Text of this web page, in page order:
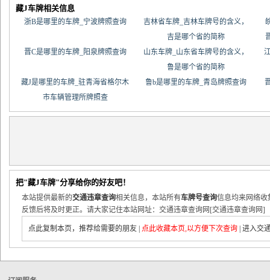
藏J车牌相关信息
浙B是哪里的车牌_宁波牌照查询
吉林省车牌_吉林车牌号的含义，
吉是哪个省的简称
晋C是哪里的车牌_阳泉牌照查询
山东车牌_山东省车牌号的含义，
鲁是哪个省的简称
藏J是哪里的车牌_驻青海省格尔木
市车辆管理所牌照查
鲁b是哪里的车牌_青岛牌照查询
把"藏J车牌"分享给你的好友吧！
本站提供最新的交通违章查询相关信息，本站所有车牌号查询信息均来网络收
反馈后将及时更正。请大家记住本站网址：交通违章查询网[交通违章查询网]
点此复制本页，推荐给需要的朋友 点此收藏本页,以方便下次查询 进入交